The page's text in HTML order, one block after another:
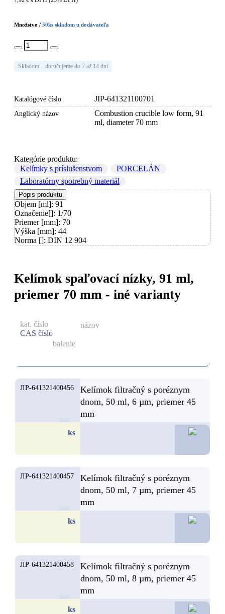
Množstvo / 50ks skladom u dodávateľa
Skladom – doručujeme do 7 až 14 dní
Katalógové číslo JIP-641321100701
Anglický názov
Combustion crucible low form, 91
ml, diameter 70 mm
Kategórie produktu:
Kelímky s príslušenstvom
PORCELÁN
Laboratórny spotrebný materiál
Popis produktu
Objem [ml]: 91
Označenie[]: 1/70
Priemer [mm]: 70
Výška [mm]: 44
Norma []: DIN 12 904
Kelímok spaľovací nízky, 91 ml,
priemer 70 mm - iné varianty
kat. číslo
CAS číslo
názov
balenie
JIP-641321400456
Kelímok filtračný s poréznym
dnom, 50 ml, 6 µm, priemer 45
mm
ks
JIP-641321400457
Kelímok filtračný s poréznym
dnom, 50 ml, 7 µm, priemer 45
mm
ks
JIP-641321400458
Kelímok filtračný s poréznym
dnom, 50 ml, 8 µm, priemer 45
mm
ks